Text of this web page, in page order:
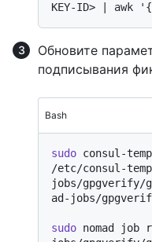
KEY-ID> | awk
Обновите
подписывания
Bash
sudo consul-
/etc/consul-
jobs/gpgverify/
ad-jobs/
sudo nomad job